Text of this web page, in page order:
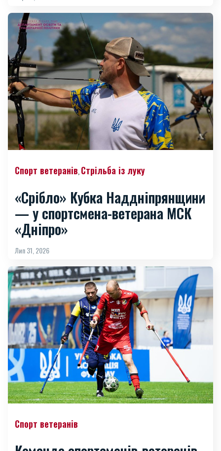
Спорт ветеранів Стрільба із луку
«Срібло» Кубка Наддніпрянщини
— у спортсмена-ветерана МСК
«Дніпро»
Лип 31, 2026
Спорт ветеранів